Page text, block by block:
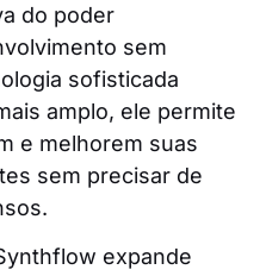
do poder
sem
sofisticada
amplo, ele permite
e melhorem suas
sem precisar de
expande